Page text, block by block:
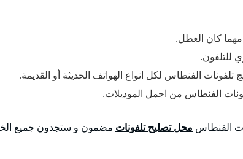
كان العطل.
للتلفون.
الفنطاس لكل انواع الهواتف الحديثة أو القديمة.
الفنطاس من اجمل الموديلات.
الفنطاس محل تصليح تلفونات مضمون و ستجدون جميع